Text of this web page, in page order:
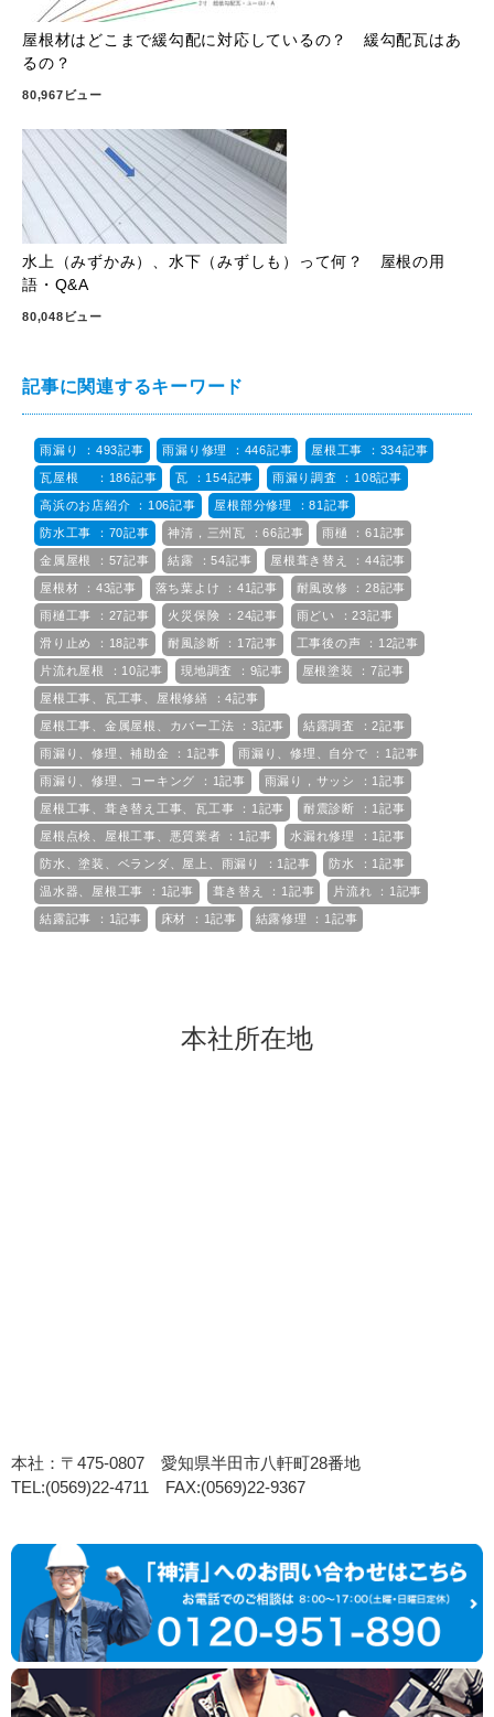
屋根材はどこまで緩勾配に対応しているの？ 緩勾配瓦はあ
るの？
80,967ビュー
水上（みずかみ）、水下（みずしも）って何？ 屋根の用
語・Q&A
80,048ビュー
記事に関連するキーワード
雨漏り ：493記事 雨漏り修理 ：446記事 屋根工事 ：334記事
瓦屋根 ：186記事 瓦 ：154記事 雨漏り調査 ：108記事
高浜のお店紹介 ：106記事 屋根部分修理 ：81記事
防水工事 ：70記事 神清，三州瓦 ：66記事 雨樋 ：61記事
金属屋根 ：57記事 結露 ：54記事 屋根葺き替え ：44記事
屋根材 ：43記事 落ち葉よけ ：41記事 耐風改修 ：28記事
雨樋工事 ：27記事 火災保険 ：24記事 雨どい ：23記事
滑り止め ：18記事 耐風診断 ：17記事 工事後の声 ：12記事
片流れ屋根 ：10記事 現地調査 ：9記事 屋根塗装 ：7記事
屋根工事、瓦工事、屋根修繕 ：4記事
屋根工事、金属屋根、カバー工法 ：3記事 結露調査 ：2記事
雨漏り、修理、補助金 ：1記事 雨漏り、修理、自分で ：1記事
雨漏り、修理、コーキング ：1記事 雨漏り，サッシ ：1記事
屋根工事、葺き替え工事、瓦工事 ：1記事 耐震診断 ：1記事
屋根点検、屋根工事、悪質業者 ：1記事 水漏れ修理 ：1記事
防水、塗装、ベランダ、屋上、雨漏り ：1記事 防水 ：1記事
温水器、屋根工事 ：1記事 葺き替え ：1記事 片流れ ：1記事
結露記事 ：1記事 床材 ：1記事 結露修理 ：1記事
本社所在地
本社：〒475-0807 愛知県半田市八軒町28番地
TEL:(0569)22-4711 FAX:(0569)22-9367